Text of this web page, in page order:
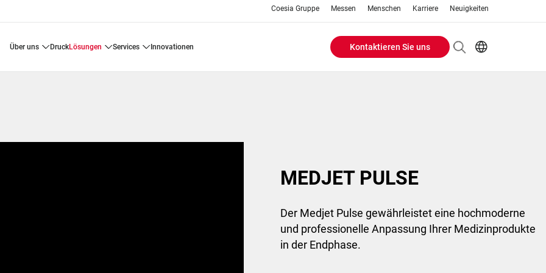
Coesia Gruppe Messen Menschen Karriere Neuigkeiten
über uns druck lösungen services innovationen
Header
Kontaktieren Sie uns
MEDJET PULSE
Der Medjet Pulse gewährleistet eine hochmoderne
und professionelle Anpassung Ihrer Medizinprodukte
in der Endphase.